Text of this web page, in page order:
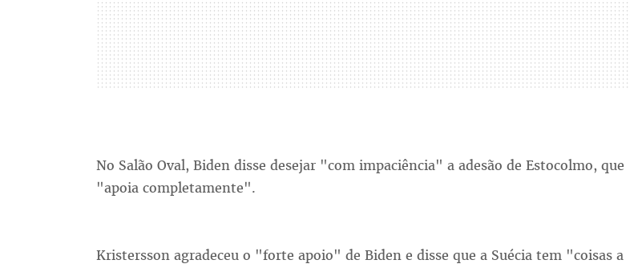
No Salão Oval, Biden disse desejar "com impaciência" a adesão de Estocolmo, que
"apoia completamente".
Kristersson agradeceu o "forte apoio" de Biden e disse que a Suécia tem "coisas a